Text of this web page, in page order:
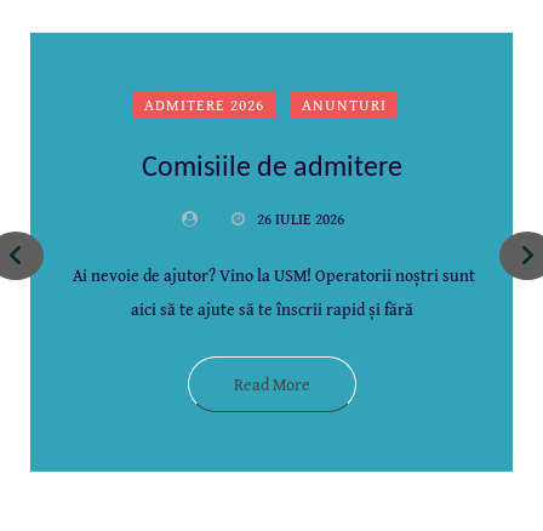
ADMITERE 2026 ANUNTURI
Comisiile de admitere
26 IULIE 2026
Ai nevoie de ajutor? Vino la USM! Operatorii noștri sunt
aici să te ajute să te înscrii rapid și fără
Read More